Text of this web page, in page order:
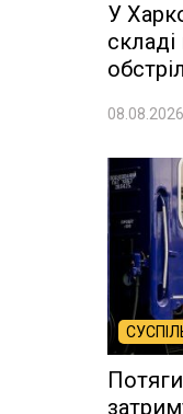
У
08.08.2026